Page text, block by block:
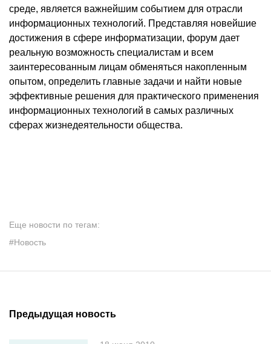
среде, является важнейшим событием для отрасли
информационных технологий. Представляя новейшие
достижения в сфере информатизации, форум дает
реальную возможность специалистам и всем
заинтересованным лицам обменяться накопленным
опытом, определить главные задачи и найти новые
эффективные решения для практического применения
информационных технологий в самых различных
сферах жизнедеятельности общества.
Еще новости по тегам:
#Новость
Предыдущая новость